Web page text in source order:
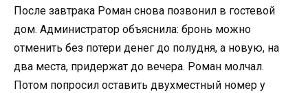
После завтрака Роман снова позвонил в гостевой
дом. Администратор объяснила: бронь можно
отменить без потери денег до полудня, а новую, на
два места, придержат до вечера. Роман молчал.
Потом попросил оставить двухместный номер у